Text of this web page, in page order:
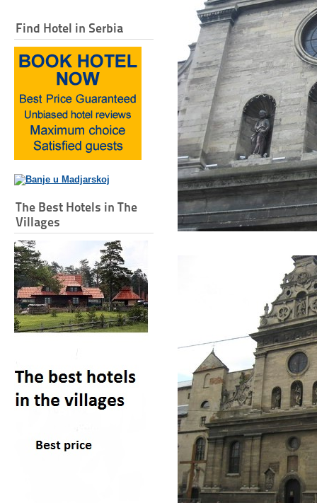
Find Hotel in Serbia
The Best Hotels in The
Villages